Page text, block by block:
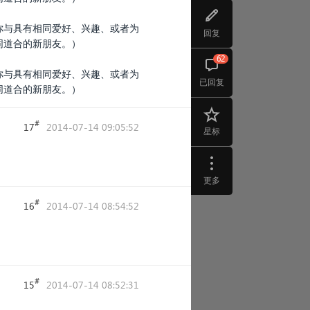
回复
已回复
62
星标
更多
具有相同爱好、兴趣、或者为
合的新朋友。）
具有相同爱好、兴趣、或者为
合的新朋友。）
17# 2014-07-14 09:05:52
16# 2014-07-14 08:54:52
15# 2014-07-14 08:52:31